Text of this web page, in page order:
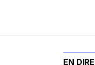
EN